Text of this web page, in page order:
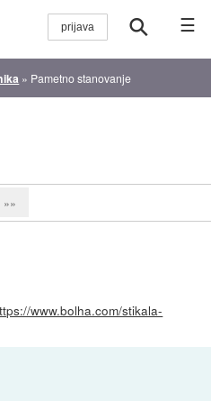
☰
» Pametno stanovanje
»»
www.bolha.com/stikala-